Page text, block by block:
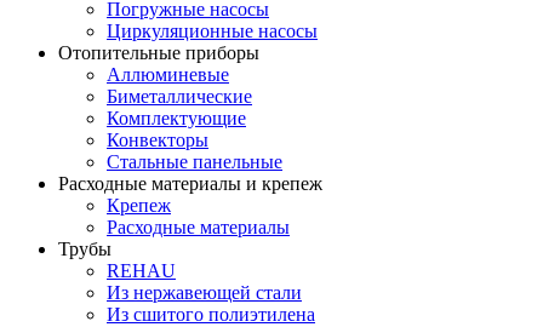
Погружные насосы
Циркуляционные насосы
Отопительные приборы
Аллюминевые
Биметаллические
Комплектующие
Конвекторы
Стальные панельные
Расходные материалы и крепеж
Крепеж
Расходные материалы
Трубы
REHAU
Из нержавеющей стали
Из сшитого полиэтилена